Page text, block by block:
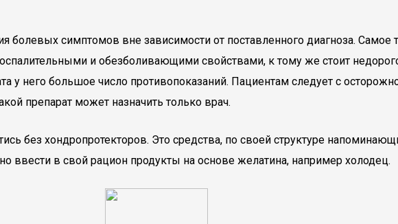
болевых симптомов вне зависимости от поставленного диагноза. Самое
и обезболивающими свойствами, к тому же стоит
у него большое число противопоказаний. Пациентам следует с
препарат может назначить только врач.
без хондропротекторов. Это средства, по своей структуре
ввести в свой рацион продукты на основе желатина, например холодец.